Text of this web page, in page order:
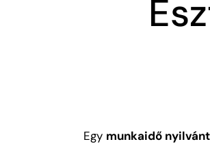
Egy munkaidő